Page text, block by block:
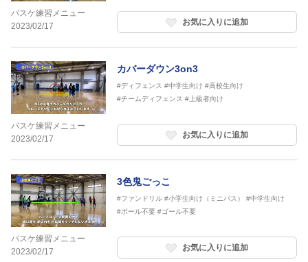
バスケ練習メニュー
2023/02/17
お気に入りに追加
バスケ練習メニュー
2023/02/17
カバーダウン3on3
#ディフェンス #中学生向け #高校生向け
#チームディフェンス #上級者向け
お気に入りに追加
バスケ練習メニュー
2023/02/17
3色鬼ごっこ
#ファンドリル #小学生向け（ミニバス）
#中学生向け
#ボール不要 #ゴール不要
お気に入りに追加